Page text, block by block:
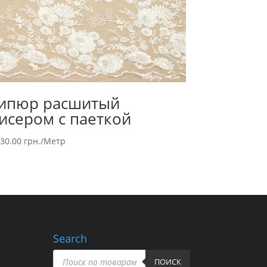
расшитый
с паеткой
грн./Метр
Search
Поиск
товаров ПОИСК